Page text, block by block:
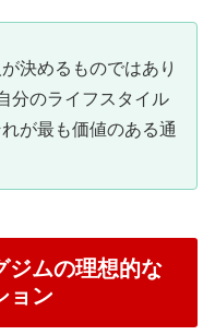
決めるものではあり
分のライフスタイル
が最も価値のある通
ジムの理想的な
ョン